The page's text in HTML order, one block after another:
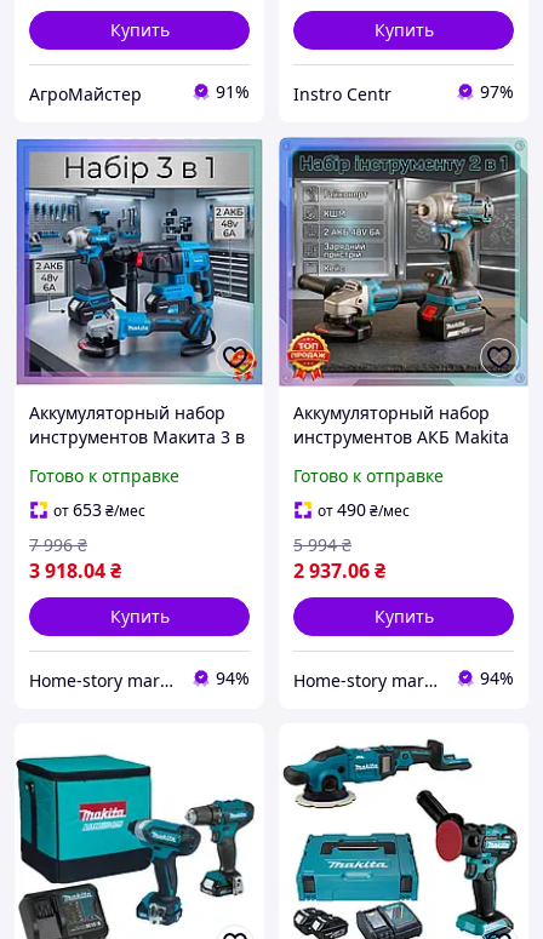
Купить
АгроМайстер 91%
Купить
Instro Centr 97%
Аккумуляторный набор
инструментов Макита 3 в
и УШМ 48V 6.0Ah в кейсе
Аккумуляторный
инструмент для дома
Готово к отправке
от653₴/мес
3 918.04₴
7 996 ₴
Купить
Home-story market 94%
Аккумуляторный набор
инструментов АКБ Makita
УШМ в кейсе с зарядным
устройством для
домашней работы
Готово к отправке
от490₴/мес
2 937.06₴
5 994 ₴
Купить
Home-story market 94%